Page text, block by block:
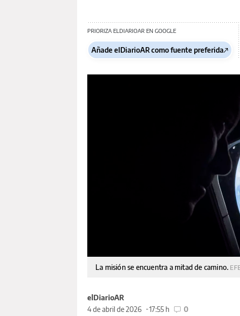
PRIORIZA ELDIARIOAR EN GOOGLE
Añade elDiarioAR como fuente preferida
La misión se encuentra a mitad de camino.
elDiarioAR
4 de abril de 2026
17:55 h 0